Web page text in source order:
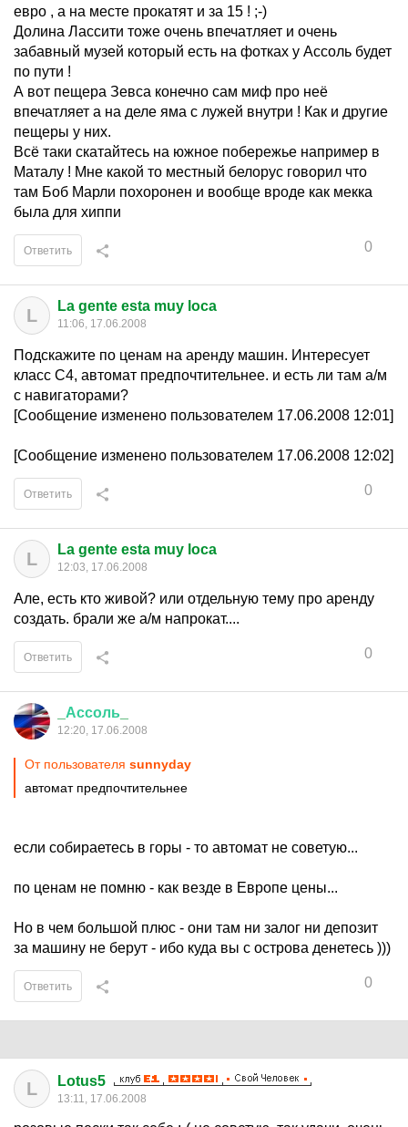
евро , а на месте прокатят и за 15 ! ;-)
Долина Лассити тоже очень впечатляет и очень
забавный музей который есть на фотках у Ассоль будет
по пути !
А вот пещера Зевса конечно сам миф про неё
впечатляет а на деле яма с лужей внутри ! Как и другие
пещеры у них.
Всё таки скатайтесь на южное побережье например в
Маталу ! Мне какой то местный белорус говорил что
там Боб Марли похоронен и вообще вроде как мекка
была для хиппи
0
Ответить
L La gente esta muy loca
11:06, 17.06.2008
Подскажите по ценам на аренду машин. Интересует
класс С4, автомат предпочтительнее. и есть ли там а/м
с навигаторами?
[Сообщение изменено пользователем 17.06.2008 12:01]
[Сообщение изменено пользователем 17.06.2008 12:02]
0
Ответить
L La gente esta muy loca
12:03, 17.06.2008
Але, есть кто живой? или отдельную тему про аренду
создать. брали же а/м напрокат....
0
Ответить
Ассоль
12:20, 17.06.2008
От пользователя sunnyday
автомат предпочтительнее
если собираетесь в горы - то автомат не советую...
по ценам не помню - как везде в Европе цены...
Но в чем большой плюс - они там ни залог ни депозит
за машину не берут - ибо куда вы с острова денетесь )))
0
Ответить
L Lotus5
13:11, 17.06.2008